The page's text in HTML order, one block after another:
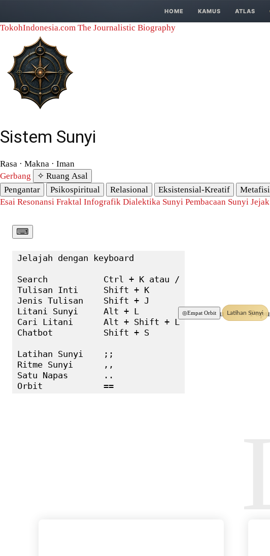
HOME KAMUS ATLAS
TokohIndonesia.com The Journalistic Biography
Sistem Sunyi
Rasa · Makna · Iman
Gerbang
✧ Ruang Asal
Pengantar
Psikospiritual Relasional Eksistensial-Kreatif
Esai Resonansi Fraktal Infografik Dialektika Sunyi Pembacaan Sunyi
⌨︎
Jelajah dengan keyboard
Search           Ctrl + K atau /
Tulisan Inti     Shift + K
Jenis Tulisan    Shift + J
Litani Sunyi     Alt + L
Cari Litani      Alt + Shift + L
Chatbot          Shift + S
Latihan Sunyi    ;;
Ritme Sunyi      ,,
Satu Napas       ..
Orbit            ==
Terbaru
◎Empat Orbit Latihan Sunyi